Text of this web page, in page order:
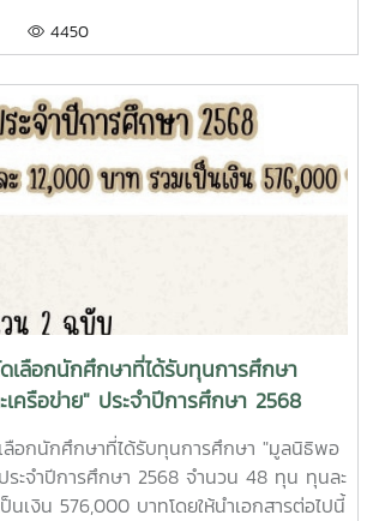
ำนวน 5 ราย ได้เข้าร่วมพิธีมอบทุนการศึกษา
.ศ. 2568 โดยมี นายวีรพงศ์ ฤทธิ์รอด รองผู้
ยงใหม่ เป็นประธานในพิธี และกล่าวรายงาน
ชะไพบูลย์ ประธานมูลนิธิป่อเต็กตึ๊ง ซึ่ง
ง เสริมสร้าง อนาคตเด็กไทย" มอบทุนกา
ดท้าย (ทุนสัญจร) ระดับอุดมศึกษา (ปริญญา
ทุน ทุนละ 25,000 บาท รวมเป็นเงินจำนวน
เรียนช่องฟ้าซินเซิงวาณิชบำรุง จังหวัด
หาวิทยาลัยแม่โจ้ที่ได้รับทุนการศึกษาทุกระดับ
มูลนิธิป่อเต็กตึ๊ง ประจำปี พ.ศ. 2568
นายแมแตะ เหว่ยแมะ นักศึกษาชั้นปีที่ 4
มและสื่อสารเกษตร คณะผลิตกรรม
สาวเพ็ญมณี สำนักโนน นักศึกษาชั้นปีที่ 4
(สัตว์ปีก) คณะสัตวศาสตร์และเทคโนโลยี 3.
สุขสันต์ นักศึกษาชั้นปีที่ 4 สาขาวิชาสัตว
อ) คณะสัตวศาสตร์และเทคโนโลยี 4.
| 4450
เลือกนักศึกษาที่ได้รับทุนการศึกษา
ครือข่าย" ประจำปีการศึกษา 2568
ลือกนักศึกษาที่ได้รับทุนการศึกษา "มูลนิธิพอ
ระจำปีการศึกษา 2568 จำนวน 48 ทุน ทุนละ
นเงิน 576,000 บาทโดยให้นำเอกสารต่อไปนี้